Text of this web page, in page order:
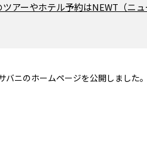
アーやホテル予約はNEWT（ニュ
ニのホームページを公開しました。